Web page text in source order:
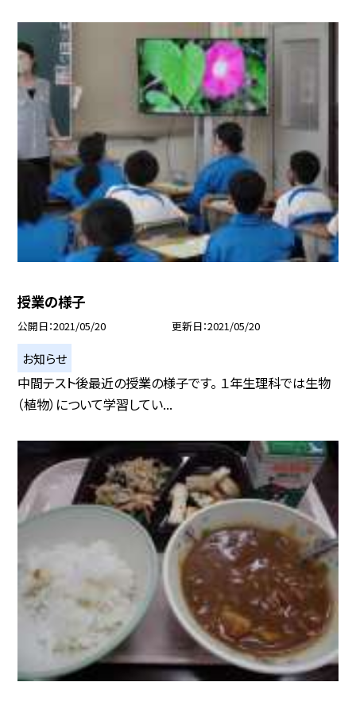
授業の様子
公開日 2021/05/20 更新日 2021/05/20
お知らせ
中間テスト後最近の授業の様子です。 １年生理科では生物
（植物）について学習してい...